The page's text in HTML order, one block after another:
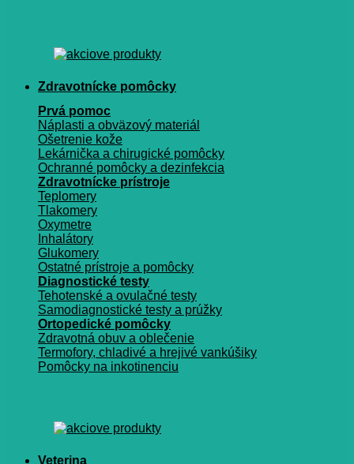
Zdravotnícke pomôcky
Prvá pomoc
Náplasti a obväzový materiál
Ošetrenie kože
Lekárnička a chirugické pomôcky
Ochranné pomôcky a dezinfekcia
Zdravotnícke prístroje
Teplomery
Tlakomery
Oxymetre
Inhalátory
Glukomery
Ostatné prístroje a pomôcky
Diagnostické testy
Tehotenské a ovulačné testy
Samodiagnostické testy a prúžky
Ortopedické pomôcky
Zdravotná obuv a oblečenie
Termofory, chladivé a hrejivé vankúšiky
Pomôcky na inkotinenciu
Veterina